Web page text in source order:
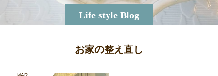
Life style Blog
お家の整え直し
MAR